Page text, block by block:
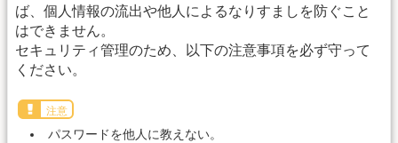
ば、個人情報の流出や他人によるなりすましを防ぐこと
はできません。
セキュリティ管理のため、以下の注意事項を必ず守って
ください。
注意
パスワードを他人に教えない。